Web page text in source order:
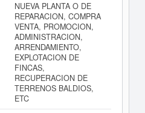
NUEVA PLANTA O DE
REPARACION, COMPRA
VENTA, PROMOCION,
ADMINISTRACION,
ARRENDAMIENTO,
EXPLOTACION DE
FINCAS,
RECUPERACION DE
TERRENOS BALDIOS,
ETC